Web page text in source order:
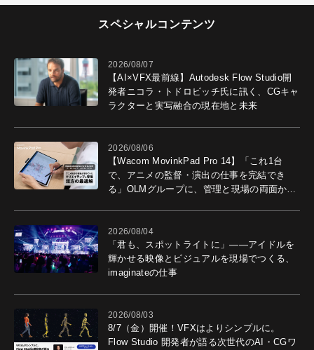
スペシャルコンテンツ
2026/08/07
【AI×VFX最前線】Autodesk Flow Studio開
発者ニコラ・トドロビッチ氏に訊く、CGキャ
ラクターと実写融合の現在地と未来
2026/08/06
【Wacom MovinkPad Pro 14】「これ1台
で、アニメの監督・演出の仕事を完結でき
る」OLMグループに、管理と現場の両面から
2026/08/04
「君も、スポットライトに」――アイドルを
輝かせる映像とビジュアルを現場でつくる、
imaginateの仕事
2026/08/03
8/7（金）開催！VFXはよりシンプルに。
Flow Studio 開発者が語る次世代のAI・CGワ